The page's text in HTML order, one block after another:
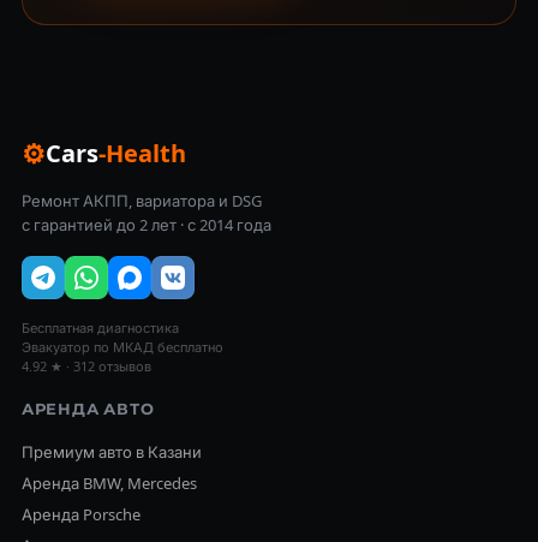
⚙Cars-Health
Ремонт АКПП, вариатора и DSG
с гарантией до 2 лет · с 2014 года
Бесплатная диагностика
Эвакуатор по МКАД бесплатно
4.92 ★ · 312 отзывов
АРЕНДА АВТО
Премиум авто в Казани
Аренда BMW, Mercedes
Аренда Porsche